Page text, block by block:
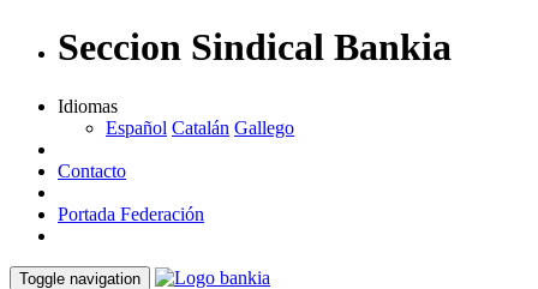
Seccion Sindical Bankia
Idiomas
Español Catalán Gallego
Contacto
Portada Federación
Toggle navigation